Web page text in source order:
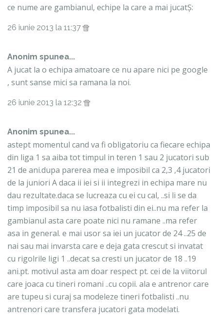
ce nume are gambianul, echipe la care a mai jucatȘ:
26 iunie 2013 la 11:37
Anonim spunea...
A jucat la o echipa amatoare ce nu apare nici pe google
, sunt sanse mici sa ramana la noi.
26 iunie 2013 la 12:32
Anonim spunea...
astept momentul cand va fi obligatoriu ca fiecare echipa
din liga 1 sa aiba tot timpul in teren 1 sau 2 jucatori sub
21 de ani.dupa parerea mea e imposibil ca 2,3 ,4 jucatori
de la juniori A daca ii iei si ii integrezi in echipa mare nu
dau rezultate.daca se lucreaza cu ei cu cal, ..si li se da
timp imposibil sa nu iasa fotbalisti din ei..nu ma refer la
gambianul asta care poate nici nu ramane ..ma refer
asa in general. e mai usor sa iei un jucator de 24 ..25 de
nai sau mai invarsta care e deja gata crescut si invatat
cu rigolrile ligi 1 ..decat sa cresti un jucator de 18 ..19
ani.pt. motivul asta am doar respect pt. cei de la viitorul
care joaca cu tineri romani ..cu copii. ala e antrenor care
are tupeu si curaj sa modeleze tineri fotbalisti ..nu
antrenori care transfera jucatori gata modelati.